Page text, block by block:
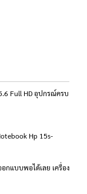
Full HD อุปกรณ์ครบ
Hp 15s-
กแบบพอได้เลย เครื่อง